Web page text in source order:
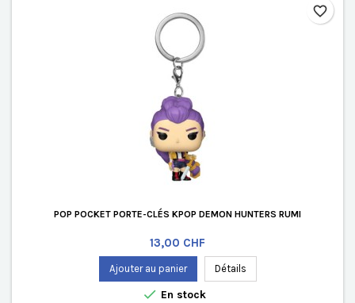
POP POCKET PORTE-CLÉS KPOP DEMON HUNTERS RUMI
Prix
13,00 CHF
Ajouter au panier Détails
 En stock
favorite_border